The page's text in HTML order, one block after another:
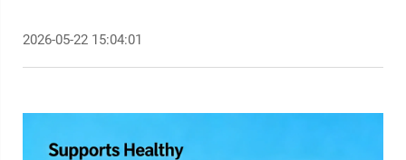
2026-05-22 15:04:01